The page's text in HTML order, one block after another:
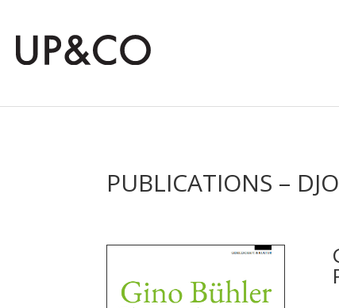
PUBLICATIONS –